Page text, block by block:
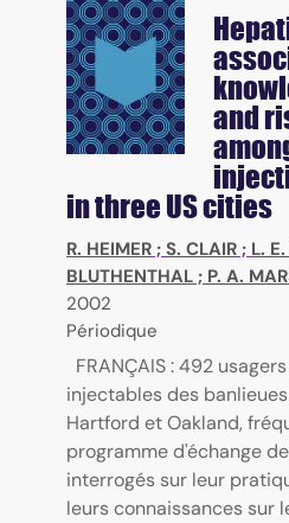
and
in three US cities
R. HEIMER ; S. CLAIR ; L.
BLUTHENTHAL ; P. A.
2002
Périodique
FRANÇAIS : 492
injectables des
Hartford et Oakland,
programme d'échange
interrogés sur leur
leurs connaissances sur